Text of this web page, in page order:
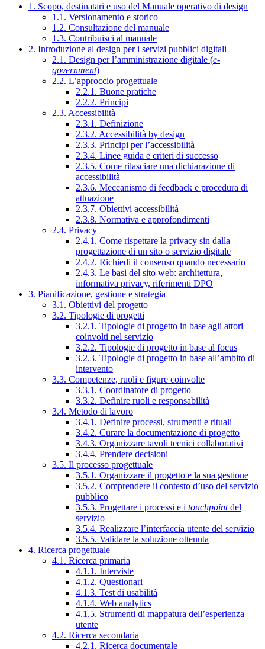
1. Scopo, destinatari e uso del Manuale operativo di design
1.1. Versionamento e storico
1.2. Consultazione del manuale
1.3. Contribuisci al manuale
2. Introduzione al design per i servizi pubblici digitali
2.1. Design per l’amministrazione digitale (e-
government)
2.2. L’approccio progettuale
2.2.1. Buone pratiche
2.2.2. Principi
2.3. Accessibilità
2.3.1. Definizione
2.3.2. Accessibilità by design
2.3.3. Principi per l’accessibilità
2.3.4. Linee guida e criteri di successo
2.3.5. Come rilasciare una dichiarazione di
accessibilità
2.3.6. Meccanismo di feedback e procedura di
attuazione
2.3.7. Obiettivi accessibilità
2.3.8. Normativa e approfondimenti
2.4. Privacy
2.4.1. Come rispettare la privacy sin dalla
progettazione di un sito o servizio digitale
2.4.2. Richiedi il consenso quando necessario
2.4.3. Le basi del sito web: architettura,
informativa privacy, riferimenti DPO
3. Pianificazione, gestione e strategia
3.1. Obiettivi del progetto
3.2. Tipologie di progetti
3.2.1. Tipologie di progetto in base agli attori
coinvolti nel servizio
3.2.2. Tipologie di progetto in base al focus
3.2.3. Tipologie di progetto in base all’ambito di
intervento
3.3. Competenze, ruoli e figure coinvolte
3.3.1. Coordinatore di progetto
3.3.2. Definire ruoli e responsabilità
3.4. Metodo di lavoro
3.4.1. Definire processi, strumenti e rituali
3.4.2. Curare la documentazione di progetto
3.4.3. Organizzare tavoli tecnici collaborativi
3.4.4. Prendere decisioni
3.5. Il processo progettuale
3.5.1. Organizzare il progetto e la sua gestione
3.5.2. Comprendere il contesto d’uso del servizio
pubblico
3.5.3. Progettare i processi e i touchpointdel
servizio
3.5.4. Realizzare l’interfaccia utente del servizio
3.5.5. Validare la soluzione ottenuta
4. Ricerca progettuale
4.1. Ricerca primaria
4.1.1. Interviste
4.1.2. Questionari
4.1.3. Test di usabilità
4.1.4. Web analytics
4.1.5. Strumenti di mappatura dell’esperienza
utente
4.2. Ricerca secondaria
4.2.1. Ricerca documentale